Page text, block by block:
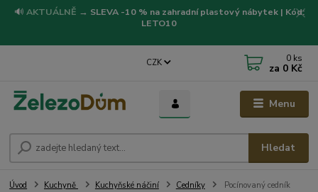
🔊 AKTUÁLNĚ → SLEVA -10 % na zahradní plastový nábytek | Kód:
LETO10
Menu
CZK
Hledat
0 ks
za 0 Kč
Úvod Kuchyně Kuchyňské náčiní Cedníky Pocínovaný cedník